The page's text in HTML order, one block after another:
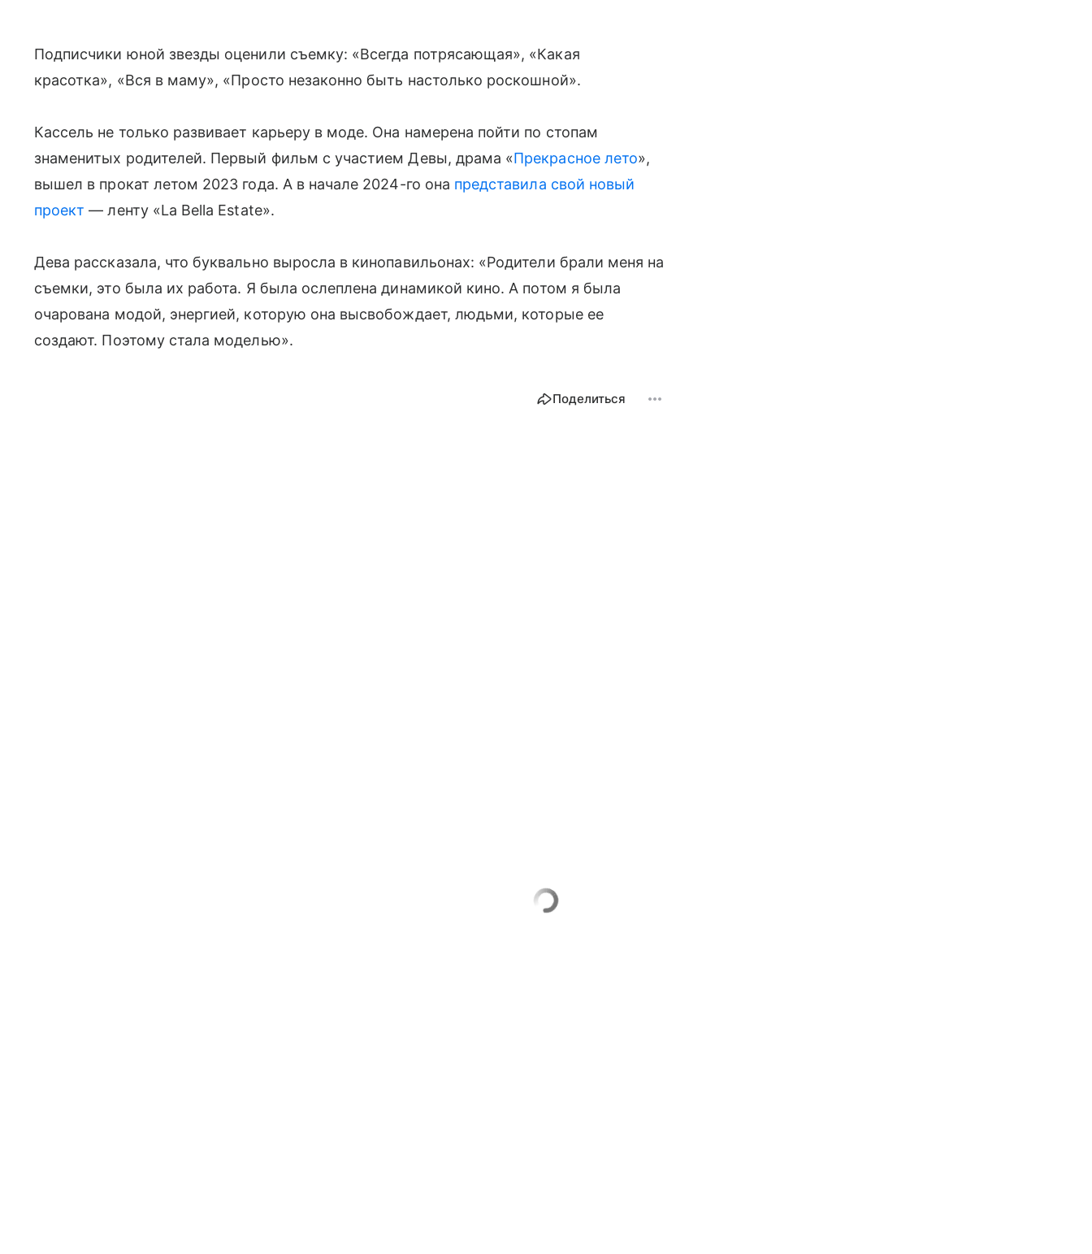
Подписчики юной звезды оценили съемку: «Всегда потрясающая», «Какая
красотка», «Вся в маму», «Просто незаконно быть настолько роскошной».
Кассель не только развивает карьеру в моде. Она намерена пойти по стопам
знаменитых родителей. Первый фильм с участием Девы, драма «Прекрасное лето»,
вышел в прокат летом 2023 года. А в начале 2024-го она представила свой новый
проект — ленту «La Bella Estate».
Дева рассказала, что буквально выросла в кинопавильонах: «Родители брали меня на
съемки, это была их работа. Я была ослеплена динамикой кино. А потом я была
очарована модой, энергией, которую она высвобождает, людьми, которые ее
создают. Поэтому стала моделью».
Поделиться